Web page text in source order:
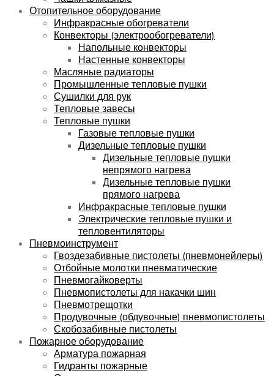
Отопительное оборудование
Инфракрасные обогреватели
Конвекторы (электрообогреватели)
Напольные конвекторы
Настенные конвекторы
Масляные радиаторы
Промышленные тепловые пушки
Сушилки для рук
Тепловые завесы
Тепловые пушки
Газовые тепловые пушки
Дизельные тепловые пушки
Дизельные тепловые пушки
непрямого нагрева
Дизельные тепловые пушки
прямого нагрева
Инфракрасные тепловые пушки
Электрические тепловые пушки и
тепловентиляторы
Пневмоинструмент
Гвоздезабивные пистолеты (пневмонейлеры)
Отбойные молотки пневматические
Пневмогайковерты
Пневмопистолеты для накачки шин
Пневмотрещотки
Продувочные (обдувочные) пневмопистолеты
Скобозабивные пистолеты
Пожарное оборудование
Арматура пожарная
Гидранты пожарные